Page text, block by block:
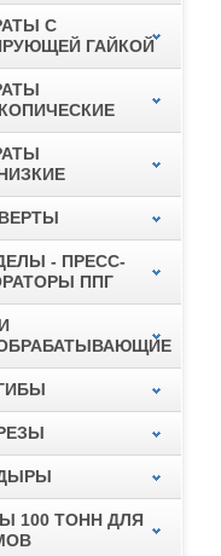
С
ГАЙКОЙ
- ПРЕСС-
ППГ
100 ТОНН ДЛЯ